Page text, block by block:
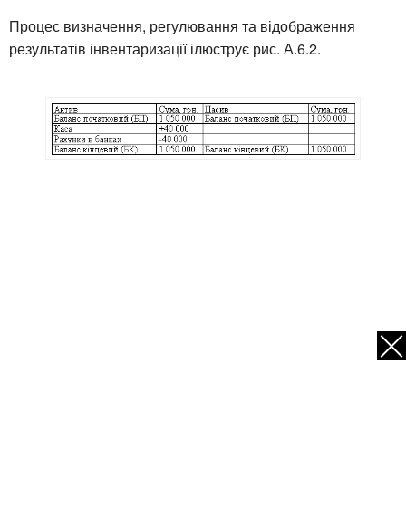
Процес визначення, регулювання та відображення
результатів інвентаризації ілюструє рис. А.6.2.